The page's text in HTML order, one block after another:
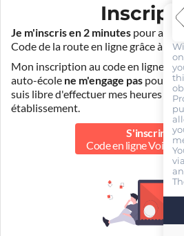
Je m'inscris en 2 minutes pour
Code de la route en ligne grâce à
Mon inscription au code en ligne
auto-école ne m'engage pas pour la
suis libre d'effectuer mes heures de
établissement.
S'inscrire au
Code en ligne Voiture